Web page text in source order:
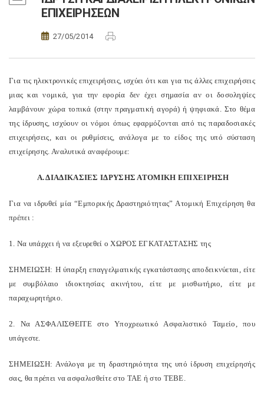
ΕΠΙΧΕΙΡΗΣΕΩΝ
27/05/2014
Για τις ηλεκτρονικές επιχειρήσεις, ισχύει ότι και για τις άλλες επιχειρήσεις
μιας και νομικά, για την εφορία δεν έχει σημασία αν οι δοσοληψίες
λαμβάνουν χώρα τοπικά (στην πραγματική αγορά) ή ψηφιακά. Στο θέμα
της ίδρυσης, ισχύουν οι νόμοι όπως εφαρμόζονται από τις παραδοσιακές
επιχειρήσεις, και οι ρυθμίσεις, ανάλογα με το είδος της υπό σύσταση
επιχείρησης. Αναλυτικά αναφέρουμε:
Α. ΔΙΑΔΙΚΑΣΙΕΣ ΙΔΡΥΣΗΣ ΑΤΟΜΙΚΗ ΕΠΙΧΕΙΡΗΣΗ
Για να ιδρυθεί μία “Εμπορικής Δραστηριότητας” Ατομική Επιχείρηση θα
πρέπει :
1. Nα υπάρχει ή να εξευρεθεί ο ΧΩΡΟΣ ΕΓΚΑΤΑΣΤΑΣΗΣ της
ΣΗΜΕΙΩΣΗ: Η ύπαρξη επαγγελματικής εγκατάστασης αποδεικνύεται, είτε
με συμβόλαιο ιδιοκτησίας ακινήτου, είτε με μισθωτήριο, είτε με
παραχωρητήριο.
2. Να ΑΣΦΑΛΙΣΘΕΙΤΕ στο Υποχρεωτικό Ασφαλιστικό Ταμείο, που
υπάγεστε.
ΣΗΜΕΙΩΣΗ: Ανάλογα με τη δραστηριότητα της υπό ίδρυση επιχείρησής
σας, θα πρέπει να ασφαλισθείτε στο ΤΑΕ ή στο ΤΕΒΕ.